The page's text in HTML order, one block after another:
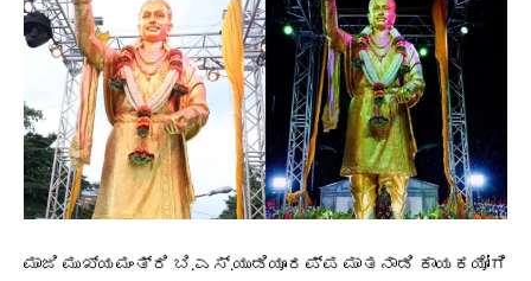
ಮಾಜಿ ಮುಖ್ಯಮಂತ್ರಿ ಬಿ.ಎಸ್.ಯುಡಿಯೂರಪ್ಪ ಮಾತನಾಡಿ ಕಾಯಕಯೋಗಿ